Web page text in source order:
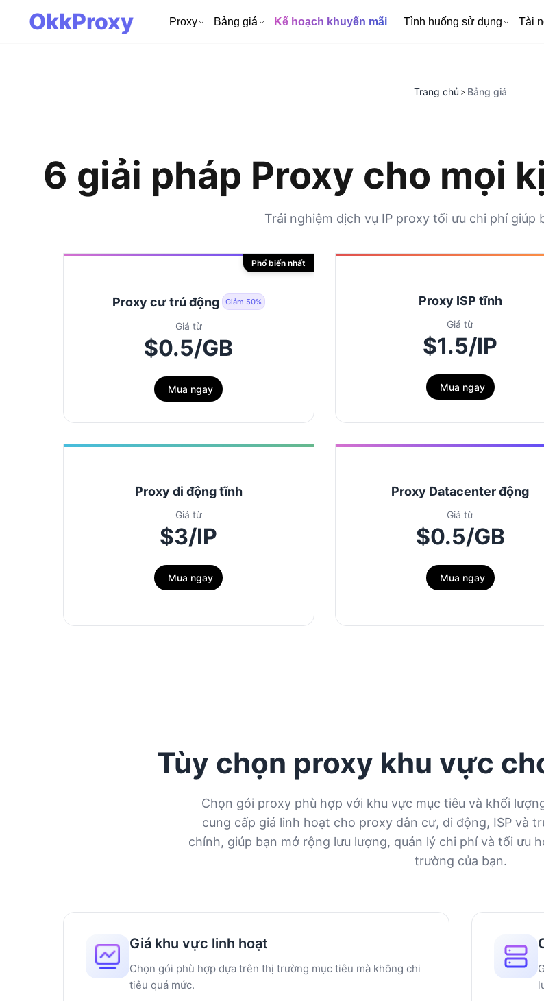
OkkProxy Proxy Bảng giá Kế hoạch khuyến mãi Tình huống sử dụng Tài
Trang chủ > Bảng giá
6 giải pháp Proxy cho mọi
Trải nghiệm dịch vụ IP proxy tối ưu chi phí giúp
Phổ biến nhất
Proxy cư trú động Giảm 50%
Giá từ
$0.5/GB
Mua ngay
Proxy ISP tĩnh
Giá từ
$1.5/IP
Mua ngay
Proxy di động tĩnh
Giá từ
$3/IP
Mua ngay
Proxy Datacenter động
Giá từ
$0.5/GB
Mua ngay
Tùy chọn proxy khu vực
Chọn gói proxy phù hợp với khu vực mục tiêu và khối
cung cấp giá linh hoạt cho proxy dân cư, di động, ISP và
chính, giúp bạn mở rộng lưu lượng, quản lý chi phí và tối ưu
trường của bạn.
Giá khu vực linh hoạt
Chọn gói phù hợp dựa trên thị trường mục tiêu mà không chi
tiêu quá mức.